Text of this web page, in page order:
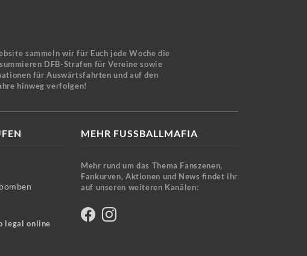
sammeln wir für Euch jede Woche die
DFB-Strafen für Vereine sowie
für Auswärtsfahrten und auf den
hinweg verfolgen!
legal online
MEHR FUSSBALLMAFIA
Mehr rund um das Thema Fanszenen,
Fankurven, Aktionen und News findet ihr
auf unseren weiteren Kanälen: